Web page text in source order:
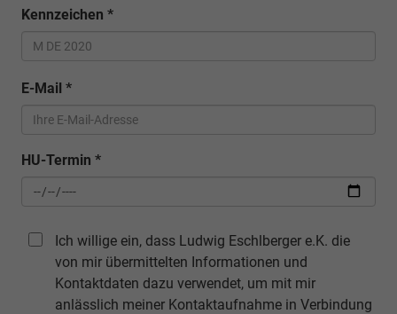
Kennzeichen *
E-Mail *
HU-Termin *
Ich willige ein, dass Ludwig Eschlberger e.K. die
von mir übermittelten Informationen und
Kontaktdaten dazu verwendet, um mit mir
anlässlich meiner Kontaktaufnahme in Verbindung